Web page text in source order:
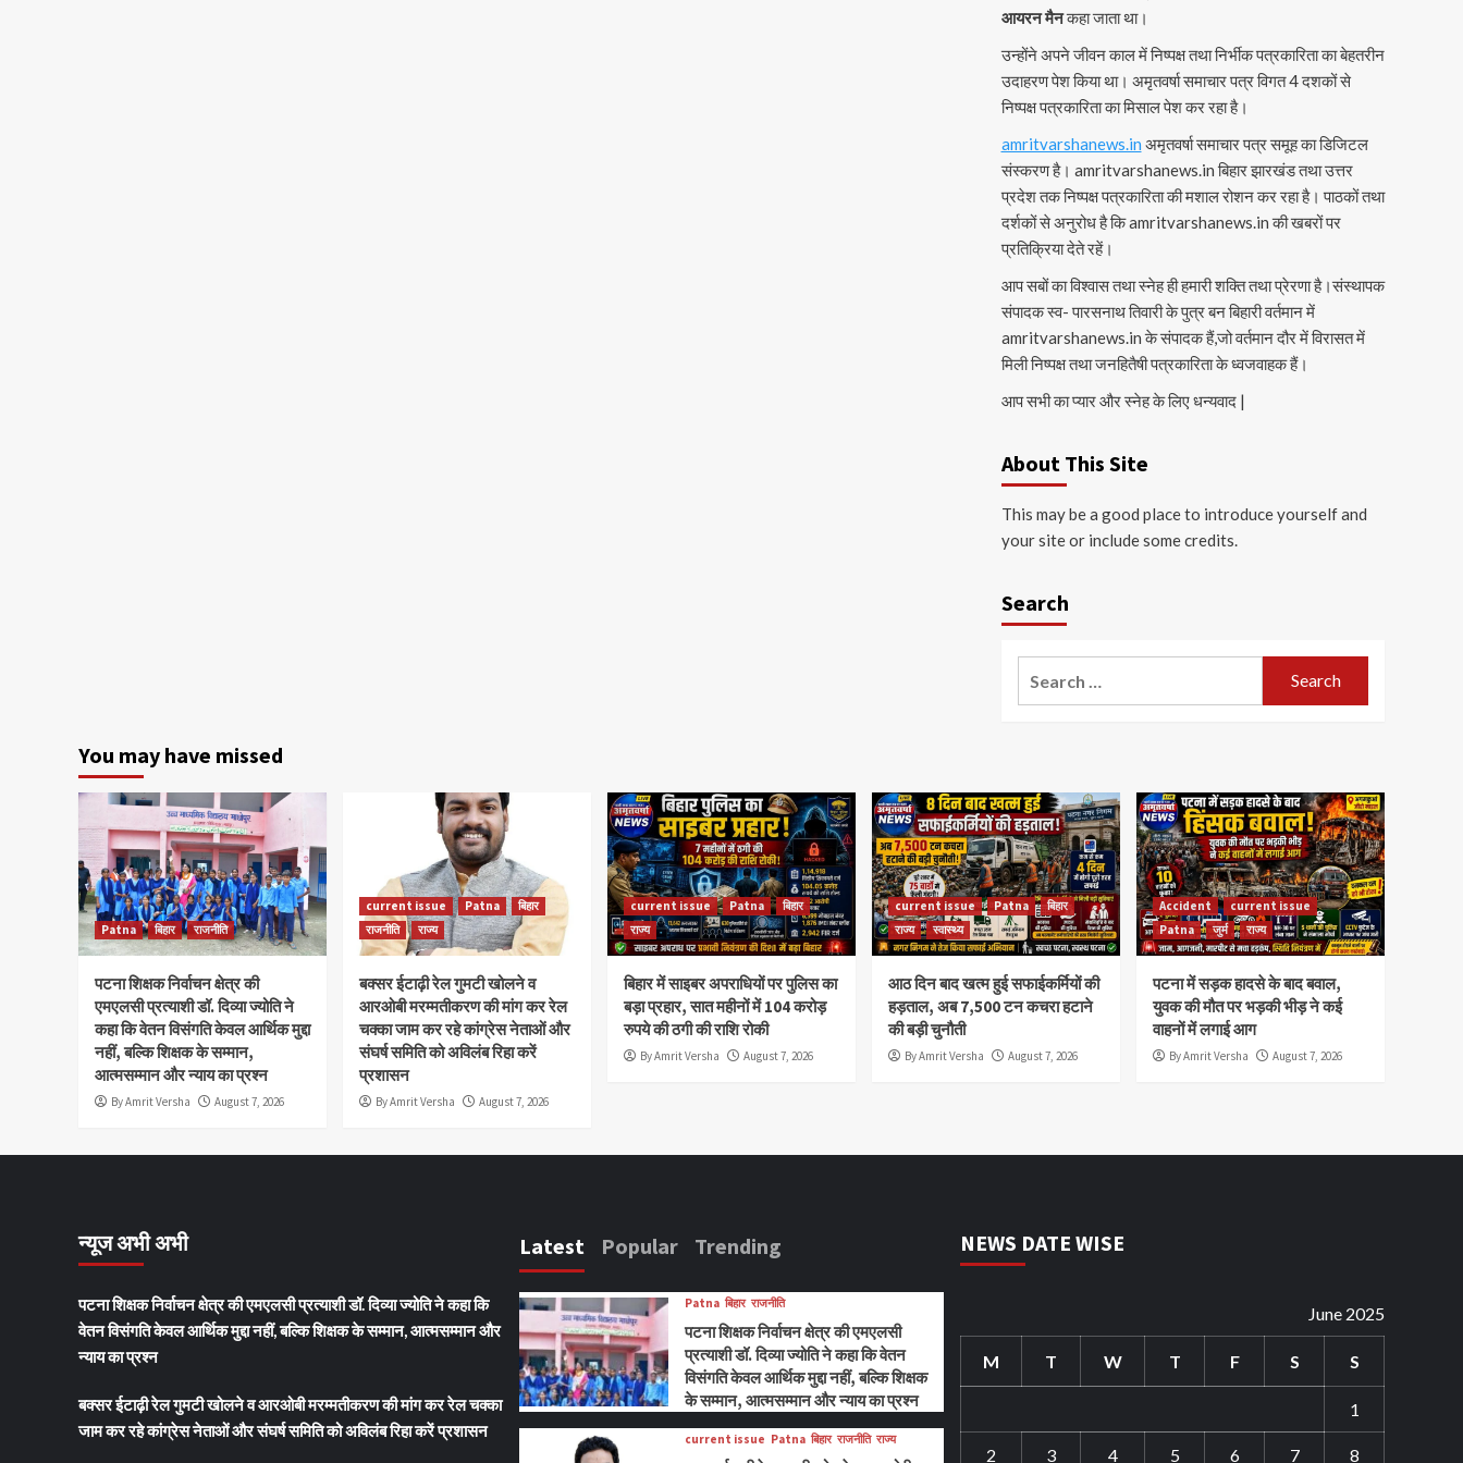
आयरन मैनकहा जाता था।
उन्होंने अपने जीवन काल में निष्पक्ष तथा निर्भीक पत्रकारिता का बेहतरीन
उदाहरण पेश किया था। अमृतवर्षा समाचार पत्र विगत 4 दशकों से
निष्पक्ष पत्रकारिता का मिसाल पेश कर रहा है।
amritvarshanews.in अमृतवर्षा समाचार पत्र समूह का डिजिटल
संस्करण है। amritvarshanews.in बिहार झारखंड तथा उत्तर
प्रदेश तक निष्पक्ष पत्रकारिता की मशाल रोशन कर रहा है। पाठकों तथा
दर्शकों से अनुरोध है कि amritvarshanews.in की खबरों पर
प्रतिक्रिया देते रहें।
आप सबों का विश्वास तथा स्नेह ही हमारी शक्ति तथा प्रेरणा है।संस्थापक
संपादक स्व- पारसनाथ तिवारी के पुत्र बन बिहारी वर्तमान में
amritvarshanews.in के संपादक हैं,जो वर्तमान दौर में विरासत में
मिली निष्पक्ष तथा जनहितैषी पत्रकारिता के ध्वजवाहक हैं।
आप सभी का प्यार और स्नेह के लिए धन्यवाद |
About This Site
This may be a good place to introduce yourself and
your site or include some credits.
Search
You may have missed
Patna बिहार राजनीति
पटना शिक्षक निर्वाचन क्षेत्र की
एमएलसी प्रत्याशी डॉ. दिव्या ज्योति ने
कहा कि वेतन विसंगति केवल आर्थिक मुद्दा
नहीं, बल्कि शिक्षक के सम्मान,
आत्मसम्मान और न्याय का प्रश्न
By Amrit Versha August 7, 2026
current issue Patna
बिहार
राजनीति
राज्य
बक्सर ईटाढ़ी रेल गुमटी खोलने व
आरओबी मरम्मतीकरण की मांग कर रेल
चक्का जाम कर रहे कांग्रेस नेताओं और
संघर्ष समिति को अविलंब रिहा करें
प्रशासन
By Amrit Versha August 7, 2026
current issue Patna
बिहार
राज्य
बिहार में साइबर अपराधियों पर पुलिस का
बड़ा प्रहार, सात महीनों में 104 करोड़
रुपये की ठगी की राशि रोकी
By Amrit Versha August 7, 2026
current issue Patna
बिहार
राज्य
स्वास्थ्य
आठ दिन बाद खत्म हुई सफाईकर्मियों की
हड़ताल, अब 7,500 टन कचरा हटाने
की बड़ी चुनौती
By Amrit Versha August 7, 2026
Accident
current issue
Patna
जुर्म राज्य
पटना में सड़क हादसे के बाद बवाल,
युवक की मौत पर भड़की भीड़ ने कई
वाहनों में लगाई आग
By Amrit Versha August 7, 2026
न्यूज अभी अभी
पटना शिक्षक निर्वाचन क्षेत्र की एमएलसी प्रत्याशी डॉ. दिव्या ज्योति ने कहा कि
वेतन विसंगति केवल आर्थिक मुद्दा नहीं, बल्कि शिक्षक के सम्मान, आत्मसम्मान और
न्याय का प्रश्न
बक्सर ईटाढ़ी रेल गुमटी खोलने व आरओबी मरम्मतीकरण की मांग कर रेल चक्का
जाम कर रहे कांग्रेस नेताओं और संघर्ष समिति को अविलंब रिहा करें प्रशासन
Latest Popular Trending
Patna बिहार राजनीति
पटना शिक्षक निर्वाचन क्षेत्र की एमएलसी
प्रत्याशी डॉ. दिव्या ज्योति ने कहा कि वेतन
विसंगति केवल आर्थिक मुद्दा नहीं, बल्कि शिक्षक
के सम्मान, आत्मसम्मान और न्याय का प्रश्न
current issue Patna बिहार राजनीति राज्य
NEWS DATE WISE
June 2025
M T W T F S S
1
2 3 4 5 6 7 8